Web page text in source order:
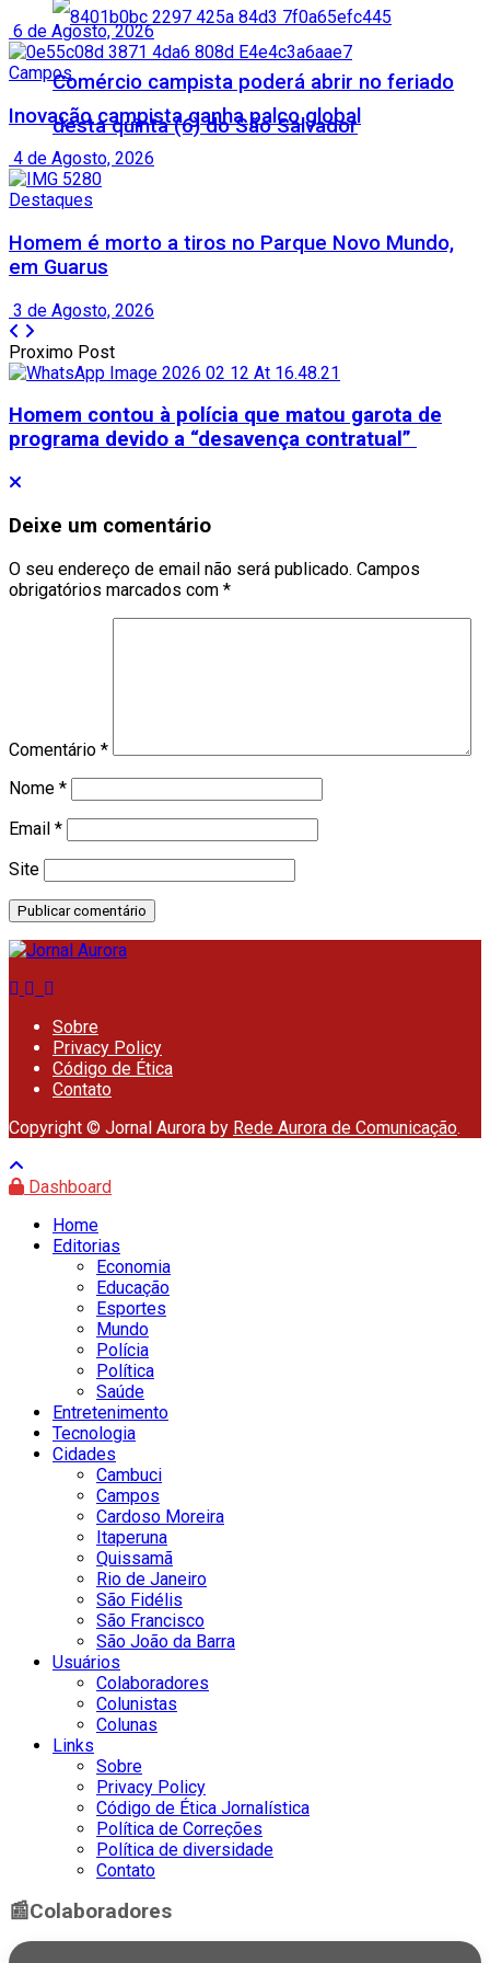
Comércio campista poderá abrir no feriado
desta quinta (6) do São Salvador
6 de Agosto, 2026
Campos
Inovação campista ganha palco global
4 de Agosto, 2026
Destaques
Homem é morto a tiros no Parque Novo Mundo,
em Guarus
3 de Agosto, 2026
Proximo Post
Homem contou à polícia que matou garota de
programa devido a “desavença contratual”
Deixe um comentário
O seu endereço de email não será publicado. Campos
obrigatórios marcados com *
Comentário *
Nome *
Email *
Site
Sobre
Privacy Policy
Código de Ética
Contato
Copyright © Jornal Aurora by Rede Aurora de Comunicação.
Dashboard
Home
Editorias
Economia
Educação
Esportes
Mundo
Polícia
Política
Saúde
Entretenimento
Tecnologia
Cidades
Cambuci
Campos
Cardoso Moreira
Itaperuna
Quissamã
Rio de Janeiro
São Fidélis
São Francisco
São João da Barra
Usuários
Colaboradores
Colunistas
Colunas
Links
Sobre
Privacy Policy
Código de Ética Jornalística
Política de Correções
Política de diversidade
Contato
📰Colaboradores